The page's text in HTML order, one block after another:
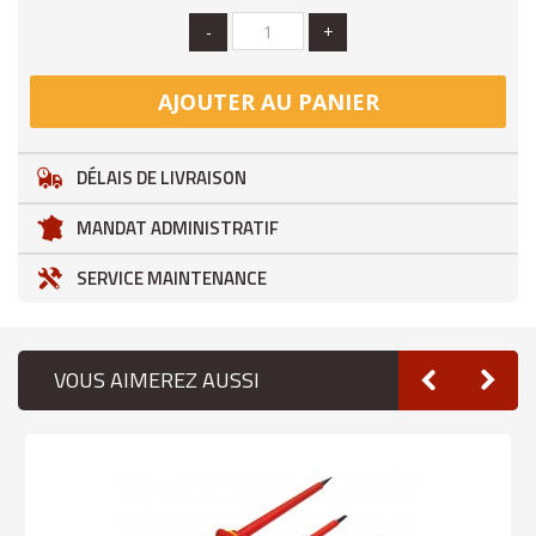
- +
AJOUTER AU PANIER
DÉLAIS DE LIVRAISON
MANDAT ADMINISTRATIF
SERVICE MAINTENANCE
VOUS AIMEREZ AUSSI